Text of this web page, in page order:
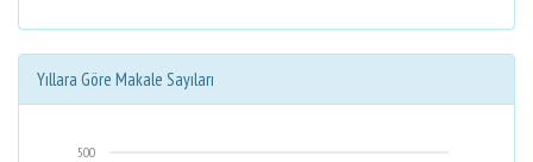
Yıllara Göre Makale Sayıları
500